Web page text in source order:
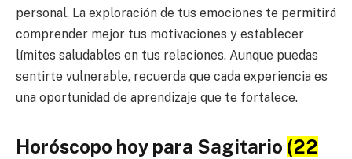
personal. La exploración de tus emociones te permitirá
comprender mejor tus motivaciones y establecer
límites saludables en tus relaciones. Aunque puedas
sentirte vulnerable, recuerda que cada experiencia es
una oportunidad de aprendizaje que te fortalece.
Horóscopo hoy para Sagitario (22